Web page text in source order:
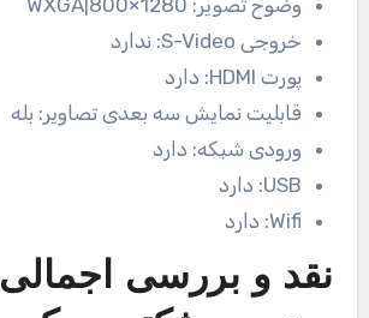
خروجی S-Video:
ندارد
پورت HDMI:
دارد
قابلیت نمایش سه بعدی تصاویر: بله
ورودی شبکه: دارد
USB: دارد
Wifi: دارد
نقد و بررسی اجمالی